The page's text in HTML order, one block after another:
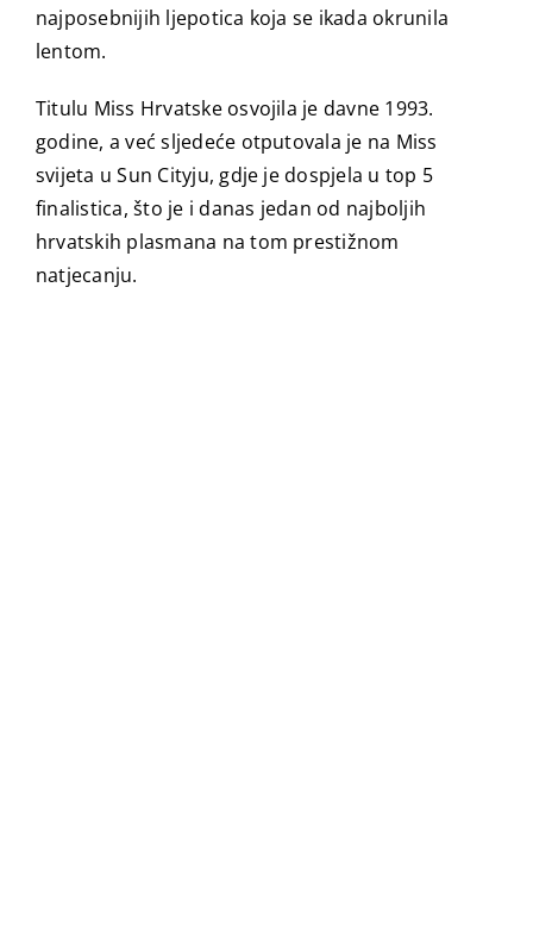
najposebnijih ljepotica koja se ikada okrunila
lentom.
Titulu Miss Hrvatske osvojila je davne 1993.
godine, a već sljedeće otputovala je na Miss
svijeta u Sun Cityju, gdje je dospjela u top 5
finalistica, što je i danas jedan od najboljih
hrvatskih plasmana na tom prestižnom
natjecanju.